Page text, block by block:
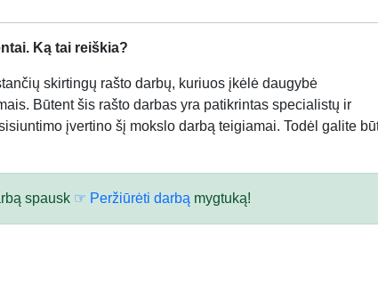
Ką tai reiškia?
skirtingų rašto darbų, kuriuos įkėlė daugybė
Būtent šis rašto darbas yra patikrintas specialistų ir
įvertino šį mokslo darbą teigiamai. Todėl galite
spausk ☞ Peržiūrėti darbą mygtuką!